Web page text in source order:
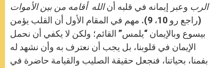
الرب وعبر إيمانه في قلبه أنالله أقامه من بين الأموات
(راجع رو 10، 9). مهم في المقام الأول أن القلب يؤمن
بيسوع وبالإيمان “يلمس” القائم؛ ولكن لا يكفي أن نحمل
الإيمان في قلوبنا، بل يجب أن نعترف به وأن نشهد له
بفمنا، بحياتنا، فنجعل حقيقة الصليب والقيامة حاضرة في